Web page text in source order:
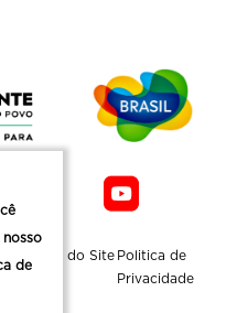
Mapa do Site Politica de
Privacidade
de